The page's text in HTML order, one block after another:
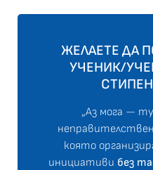
ЖЕЛАЕТЕ ДА
УЧЕНИК/
„Аз мога —
която
инициативи без